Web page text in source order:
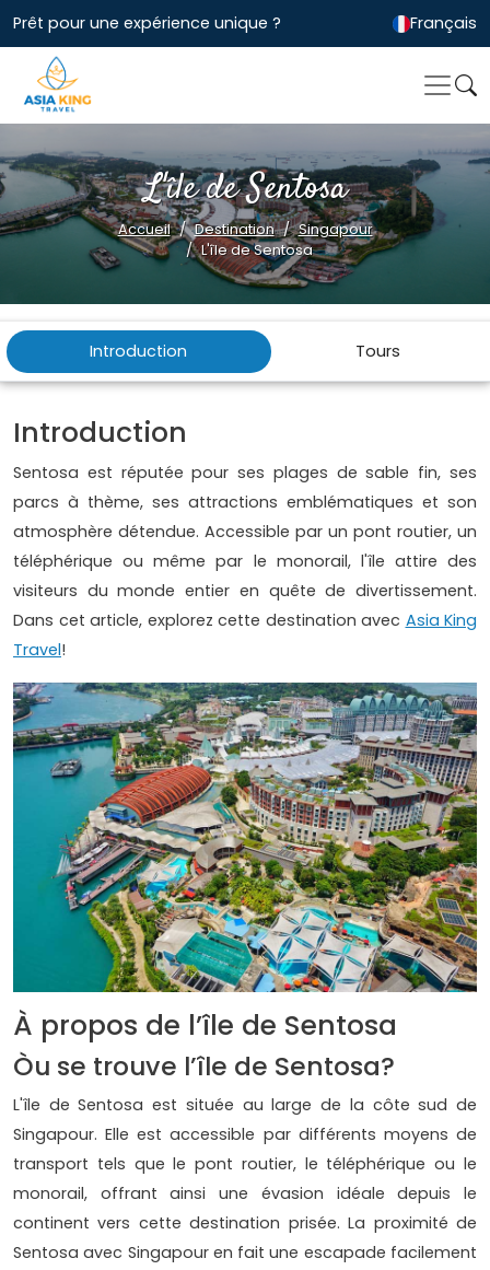
Prêt pour une expérience unique ? Français
L'île de Sentosa
Accueil Destination
Singapour
L'île de Sentosa
Introduction Tours
Introduction
Sentosa est réputée pour ses plages de sable fin, ses
parcs à thème, ses attractions emblématiques et son
atmosphère détendue. Accessible par un pont routier, un
téléphérique ou même par le monorail, l'île attire des
visiteurs du monde entier en quête de divertissement.
Dans cet article, explorez cette destination avec Asia King
Travel!
À propos de l’île de Sentosa
Òu se trouve l’île de Sentosa?
L'île de Sentosa est située au large de la côte sud de
Singapour. Elle est accessible par différents moyens de
transport tels que le pont routier, le téléphérique ou le
monorail, offrant ainsi une évasion idéale depuis le
continent vers cette destination prisée. La proximité de
Sentosa avec Singapour en fait une escapade facilement